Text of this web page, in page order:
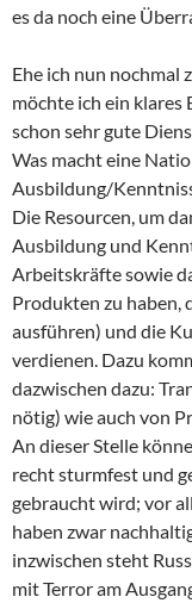
es da noch eine
Ehe ich nun nochmal
möchte ich ein klares
schon sehr gute
Was macht eine
Ausbildung/
Die Resourcen, um
Ausbildung und
Arbeitskräfte sowie
Produkten zu haben,
ausführen) und die
verdienen. Dazu
dazwischen dazu:
nötig) wie auch von
An dieser Stelle
recht sturmfest und
gebraucht wird; vor
haben zwar
inzwischen steht
mit Terror am